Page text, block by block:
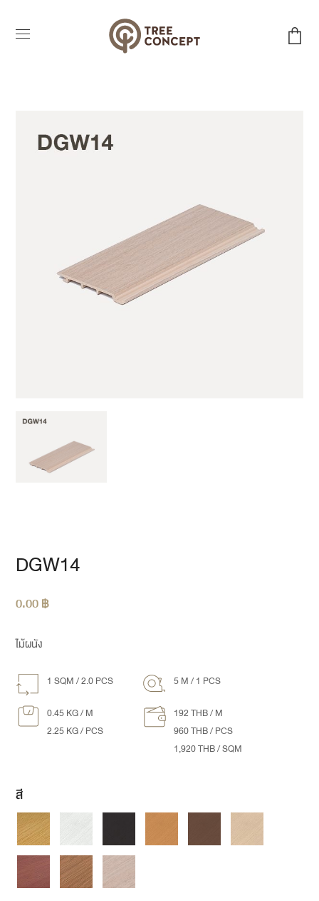
DGW14
0.00฿
ไม้ผนัง
1 SQM / 2.0 PCS 5 M / 1 PCS
0.45 KG / M
2.25 KG / PCS
192 THB / M
960 THB / PCS
1,920 THB / SQM
สี